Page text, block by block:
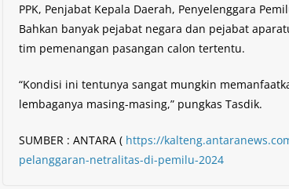
PPK, Penjabat Kepala Daerah, Penyelenggara
Bahkan banyak pejabat negara dan pejabat
tim pemenangan pasangan calon tertentu.
“Kondisi ini tentunya sangat mungkin
lembaganya masing-masing,” pungkas Tasdik.
SUMBER : ANTARA ( https://
pelanggaran-netralitas-di-pemilu-2024